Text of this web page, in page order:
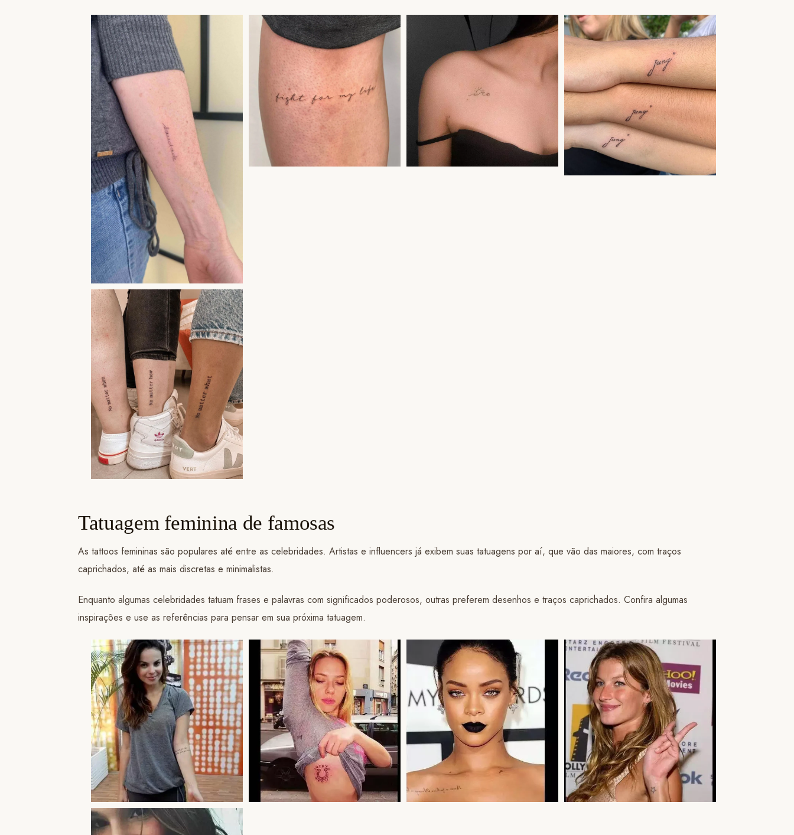
Tatuagem feminina de famosas
As tattoos femininas são populares até entre as celebridades. Artistas e influencers já exibem suas tatuagens por aí, que vão das maiores, com traços
caprichados, até as mais discretas e minimalistas.
Enquanto algumas celebridades tatuam frases e palavras com significados poderosos, outras preferem desenhos e traços caprichados. Confira algumas
inspirações e use as referências para pensar em sua próxima tatuagem.